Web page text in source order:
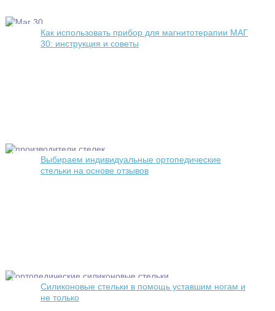
Как использовать прибор для магнитотерапии МАГ
30: инструкция и советы
Выбираем индивидуальные ортопедические
стельки на основе отзывов
Силиконовые стельки в помощь уставшим ногам и
не только